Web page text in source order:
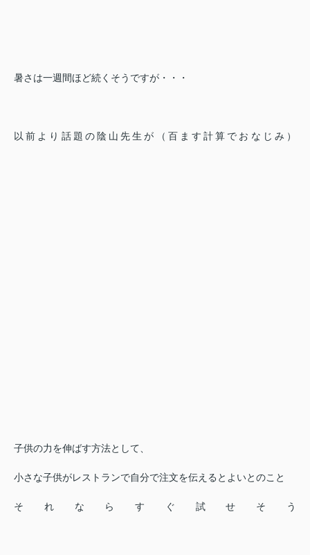
暑さは一週間ほど続くそうですが・・・
以前より話題の陰山先生が（百ます計算でおなじみ）
子供の力を伸ばす方法として、
小さな子供がレストランで自分で注文を伝えるとよいとのこと
それならすぐ試せそう